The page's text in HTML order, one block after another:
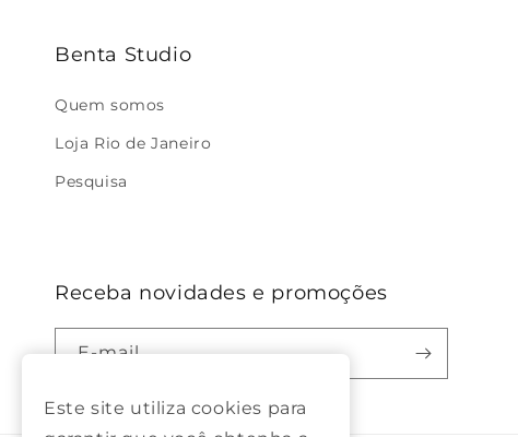
Benta Studio
Quem somos
Loja Rio de Janeiro
Pesquisa
Receba novidades e promoções
E-mail
Este site utiliza cookies para